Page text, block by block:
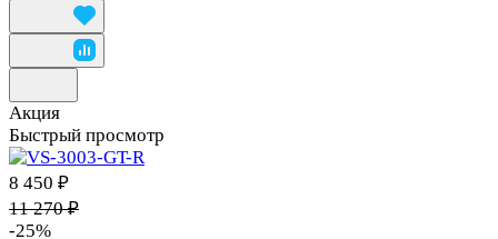
Акция
Быстрый просмотр
8 450 ₽
11 270 ₽
-25%